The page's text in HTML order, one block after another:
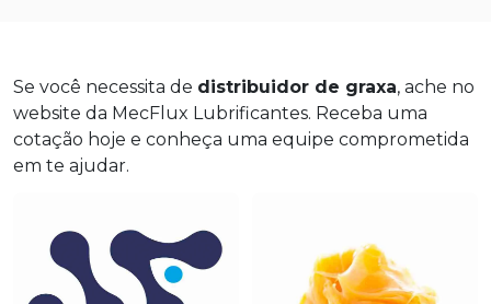
Se você necessita de distribuidor de graxa, ache no
website da MecFlux Lubrificantes. Receba uma
cotação hoje e conheça uma equipe comprometida
em te ajudar.